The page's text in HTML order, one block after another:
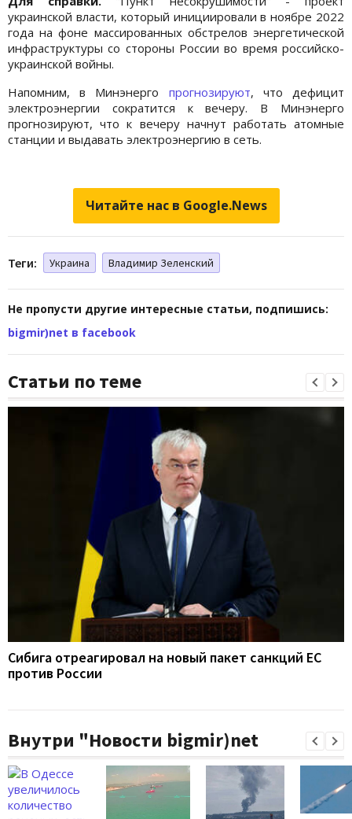
украинской власти, который инициировали в ноябре 2022
года на фоне массированных обстрелов энергетической
инфраструктуры со стороны России во время российско-
украинской войны.
Напомним, в Минэнерго прогнозируют, что дефицит
электроэнергии сократится к вечеру. В Минэнерго
прогнозируют, что к вечеру начнут работать атомные
станции и выдавать электроэнергию в сеть.
Читайте нас в Google.News
Теги: Украина Владимир Зеленский
Не пропусти другие интересные статьи, подпишись:
bigmir)net в facebook
Статьи по теме
Сибига отреагировал на новый пакет санкций ЕС
против России
Внутри "Новости bigmir)net